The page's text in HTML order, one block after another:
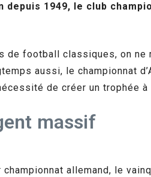
depuis 1949, le club
de football classiques, on
aussi, le championnat
de créer un trophée à
massif
allemand, le